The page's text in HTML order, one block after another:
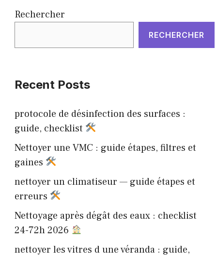
Rechercher
RECHERCHER
Recent Posts
protocole de désinfection des surfaces :
guide, checklist
Nettoyer une VMC : guide étapes, filtres et
gaines
nettoyer un climatiseur — guide étapes et
erreurs
Nettoyage après dégât des eaux : checklist
24-72h 2026
nettoyer les vitres d une véranda : guide,